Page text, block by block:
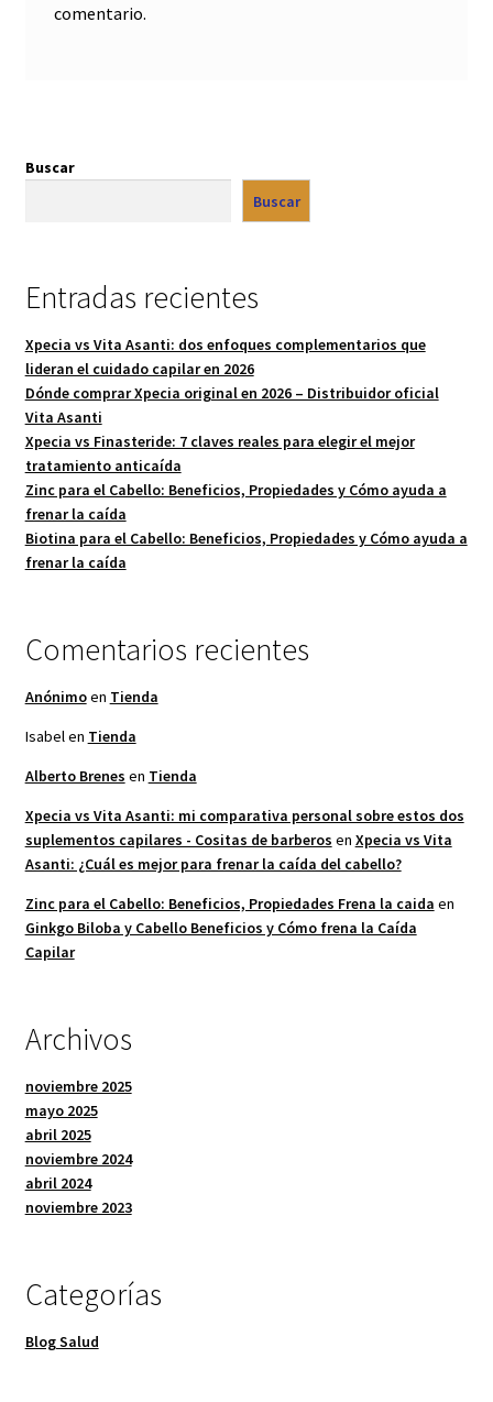
comentario.
Buscar
Buscar
Entradas recientes
Xpecia vs Vita Asanti: dos enfoques complementarios que
lideran el cuidado capilar en 2026
Dónde comprar Xpecia original en 2026 – Distribuidor oficial
Vita Asanti
Xpecia vs Finasteride: 7 claves reales para elegir el mejor
tratamiento anticaída
Zinc para el Cabello: Beneficios, Propiedades y Cómo ayuda a
frenar la caída
Biotina para el Cabello: Beneficios, Propiedades y Cómo ayuda a
frenar la caída
Comentarios recientes
Anónimoen Tienda
Isabelen Tienda
Alberto Brenes en Tienda
Xpecia vs Vita Asanti: mi comparativa personal sobre estos dos
suplementos capilares - Cositas de barberos en Xpecia vs Vita
Asanti: ¿Cuál es mejor para frenar la caída del cabello?
Zinc para el Cabello: Beneficios, Propiedades Frena la caida en
Ginkgo Biloba y Cabello Beneficios y Cómo frena la Caída
Capilar
Archivos
noviembre 2025
mayo 2025
abril 2025
noviembre 2024
abril 2024
noviembre 2023
Categorías
Blog Salud